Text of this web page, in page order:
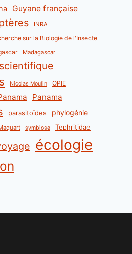
Guyane française
INRA
sur la Biologie de l'Insecte
Madagascar
Nicolas Moulin OPIE
Panama
parasitoïdes phylogénie
symbiose Tephritidae
écologie